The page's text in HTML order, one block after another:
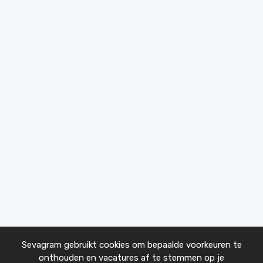
Sevagram gebruikt cookies om bepaalde voorkeuren te
onthouden en vacatures af te stemmen op je